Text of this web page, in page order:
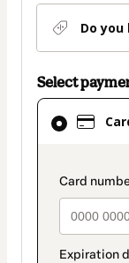
Do you
Select
Card
selected
method